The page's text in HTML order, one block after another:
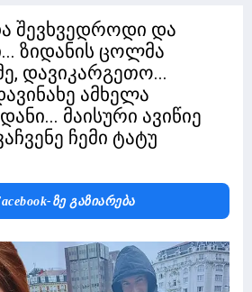
შევხვედროდი და
ზიდანის ცოლმა
დავიკარგეთო...
ამხელა
მაისური ავიწიე
ჩემი ტატუ
Ზე Გაზიარება